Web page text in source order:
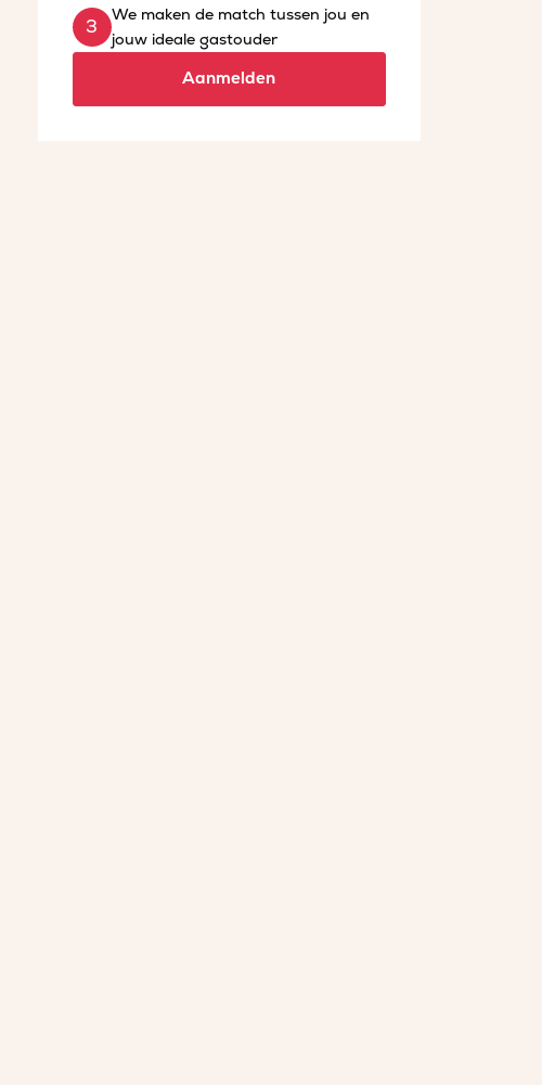
We maken de match tussen jou en
jouw ideale gastouder
Aanmelden